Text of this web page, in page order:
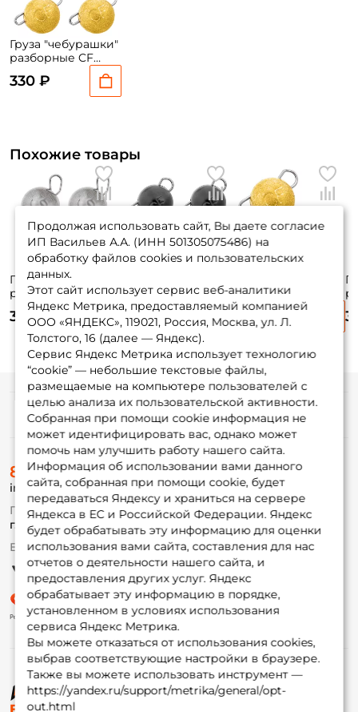
Груза "чебурашки"
разборные CF
золото 4 шт.
330 ₽
Похожие товары
Груза "чебурашки"
разборные Grfish
Вольфрам 5 гр.
матовый 3 шт.
395 ₽
разборные CF
вольфрам 3гр.
чёрный 3 шт.
340 ₽
разборные CF
вольфрам 5гр.
золото 2 шт.
380 ₽
Продолжая использовать сайт, Вы даете согласие
ИП Васильев А.А. (ИНН 501305075486) на
обработку файлов cookies и пользовательских
данных.
Этот сайт использует сервис веб-аналитики
Яндекс Метрика, предоставляемый компанией
ООО «ЯНДЕКС», 119021, Россия, Москва, ул. Л.
Толстого, 16 (далее — Яндекс).
Сервис Яндекс Метрика использует технологию
“cookie” — небольшие текстовые файлы,
размещаемые на компьютере пользователей с
целью анализа их пользовательской активности.
Собранная при помощи cookie информация не
может идентифицировать вас, однако может
помочь нам улучшить работу нашего сайта.
Информация об использовании вами данного
сайта, собранная при помощи cookie, будет
передаваться Яндексу и храниться на сервере
Яндекса в ЕС и Российской Федерации. Яндекс
будет обрабатывать эту информацию для оценки
использования вами сайта, составления для нас
отчетов о деятельности нашего сайта, и
предоставления других услуг. Яндекс
обрабатывает эту информацию в порядке,
установленном в условиях использования
сервиса Яндекс Метрика.
Вы можете отказаться от использования cookies,
выбрав соответствующие настройки в браузере.
Также вы можете использовать инструмент —
https://yandex.ru/support/metrika/general/opt-
out.html© ФоксФишинг, 2009-2026
Информация
О магазине
Доставка
Оплата
Fox-bonus
Гуру
Партнерская программа
8 (495) 532-77-88
info@foxfishing.ru
По вопросам с заказом
г. Москва, ул. Плеханова д.7
Ежедневно 10:00 до 20:00